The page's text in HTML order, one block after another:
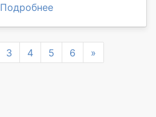
Подробнее
3 4 5 6 »